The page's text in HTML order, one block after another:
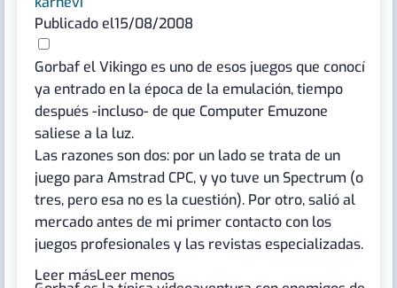
Publicado el15/08/2008
Gorbaf el Vikingo es uno de esos juegos que conocí
ya entrado en la época de la emulación, tiempo
después -incluso- de que Computer Emuzone
saliese a la luz.
Las razones son dos: por un lado se trata de un
juego para Amstrad CPC, y yo tuve un Spectrum (o
tres, pero esa no es la cuestión). Por otro, salió al
mercado antes de mi primer contacto con los
juegos profesionales y las revistas especializadas.
Leer másLeer menos